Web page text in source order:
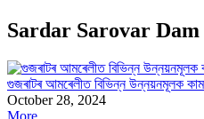
Sardar Sarovar Dam
গুজৰাটৰ আমৰেলীত বিভিন্ন উন্নয়নমূলক
October 28, 2024
More